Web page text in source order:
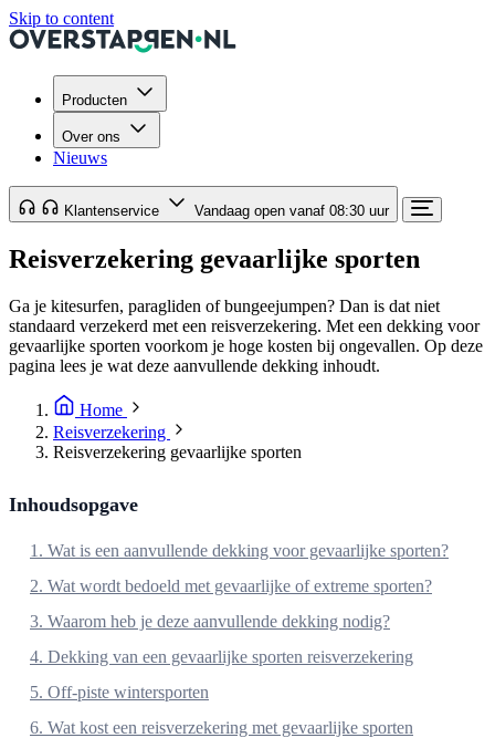
Skip to content
Producten
Over ons
Nieuws
Klantenservice Vandaag open vanaf 08:30 uur
Reisverzekering gevaarlijke sporten
Ga je kitesurfen, paragliden of bungeejumpen? Dan is dat niet
standaard verzekerd met een reisverzekering. Met een dekking voor
gevaarlijke sporten voorkom je hoge kosten bij ongevallen. Op deze
pagina lees je wat deze aanvullende dekking inhoudt.
Home
Reisverzekering
Reisverzekering gevaarlijke sporten
Inhoudsopgave
1. Wat is een aanvullende dekking voor gevaarlijke sporten?
2. Wat wordt bedoeld met gevaarlijke of extreme sporten?
3. Waarom heb je deze aanvullende dekking nodig?
4. Dekking van een gevaarlijke sporten reisverzekering
5. Off-piste wintersporten
6. Wat kost een reisverzekering met gevaarlijke sporten